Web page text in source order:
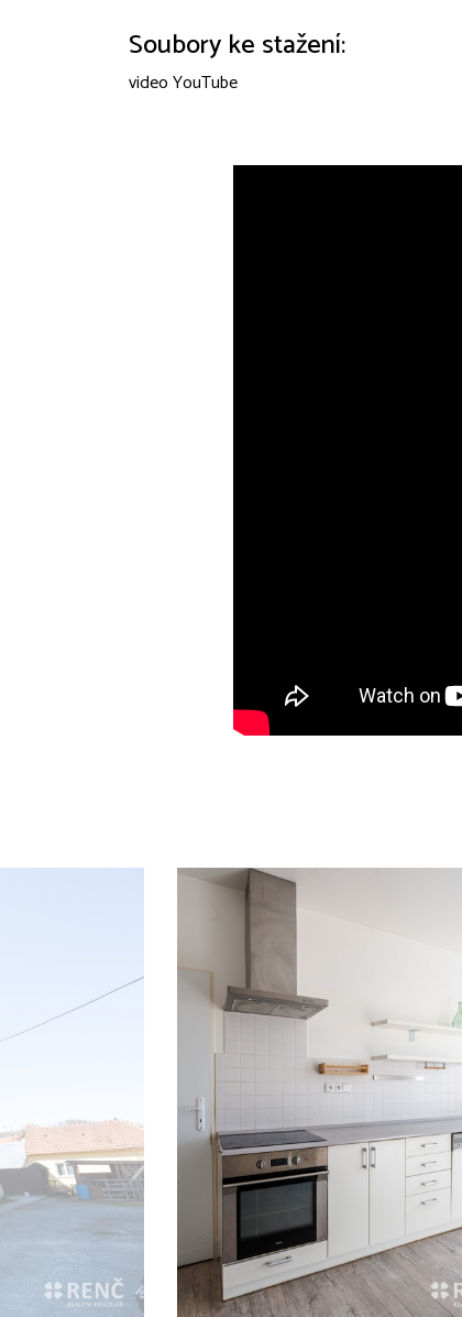
Soubory ke stažení:
video YouTube